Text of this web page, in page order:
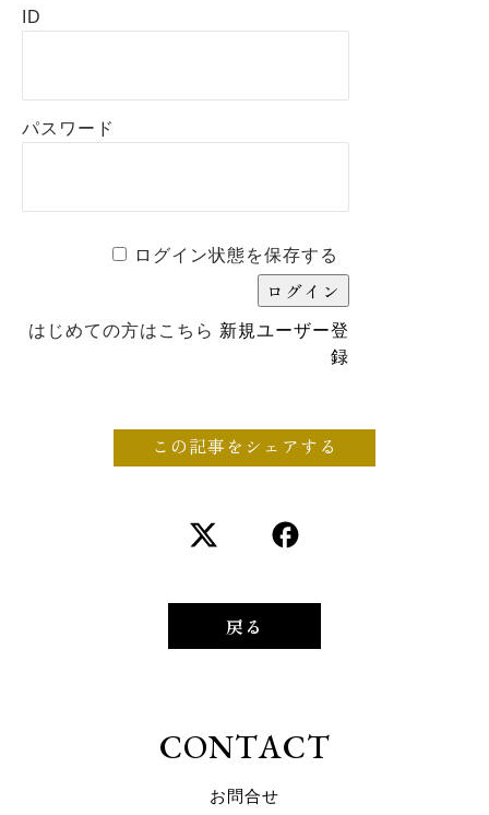
ID
パスワード
ログイン状態を保存する
はじめての方はこちら 新規ユーザー登
録
この記事をシェアする
戻る
CONTACT
お問合せ